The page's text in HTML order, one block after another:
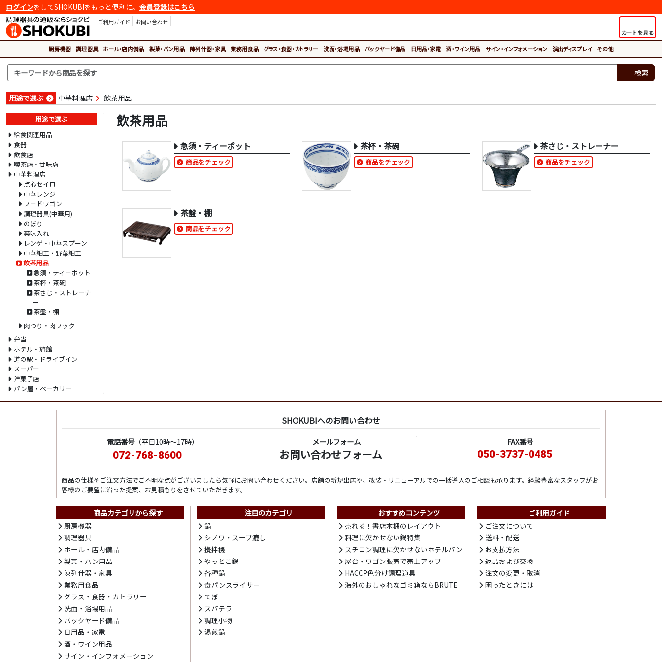
ログインをしてSHOKUBIをもっと便利に。 会員登録はこちら
ご利用ガイド
お問い合わせ
カートを見る
厨房機器 調理器具 ホール・店内備品 製菓・パン用品 陳列什器・家具 業務用食品 グラス・食器・カトラリー 洗面・浴場用品 バックヤード備品 日用品・家電 酒・ワイン用品 サイン・インフォメーション 演出ディスプレイ その他
検索
用途で選ぶ 中華料理店 飲茶用品
飲茶用品
急須・ティーポット
商品をチェック
茶杯・茶碗
商品をチェック
茶さじ・ストレーナー
商品をチェック
茶盤・棚
商品をチェック
用途で選ぶ
給食関連用品
食器
飲食店
喫茶店・甘味店
中華料理店
点心セイロ
中華レンジ
フードワゴン
調理器具(中華用)
のぼり
薬味入れ
レンゲ・中華スプーン
中華細工・野菜細工
飲茶用品
急須・ティーポット
茶杯・茶碗
茶さじ・ストレーナ
ー
茶盤・棚
肉つり・肉フック
弁当
ホテル・旅館
道の駅・ドライブイン
スーパー
洋菓子店
パン屋・ベーカリー
SHOKUBIへのお問い合わせ
電話番号（平日10時～17時）
072-768-8600
メールフォーム
お問い合わせフォーム
FAX番号
050-3737-0485
商品の仕様やご注文方法でご不明な点がございましたら気軽にお問い合わせください。店舗の新規出店や、改装・リニューアルでの一括導入のご相談も承ります。経験豊富なスタッフがお
客様のご要望に沿った提案、お見積もりをさせていただきます。
商品カテゴリから探す
厨房機器
調理器具
ホール・店内備品
製菓・パン用品
陳列什器・家具
業務用食品
グラス・食器・カトラリー
洗面・浴場用品
バックヤード備品
日用品・家電
酒・ワイン用品
サイン・インフォメーション
注目のカテゴリ
鍋
シノワ・スープ漉し
攪拌機
やっとこ鍋
各種鍋
食パンスライサー
てぼ
スパテラ
調理小物
湯煎鍋
おすすめコンテンツ
売れる！書店本棚のレイアウト
料理に欠かせない鍋特集
スチコン調理に欠かせないホテルパン
屋台・ワゴン販売で売上アップ
HACCP色分け調理道具
海外のおしゃれなゴミ箱ならBRUTE
ご利用ガイド
ご注文について
送料・配送
お支払方法
返品および交換
注文の変更・取消
困ったときには